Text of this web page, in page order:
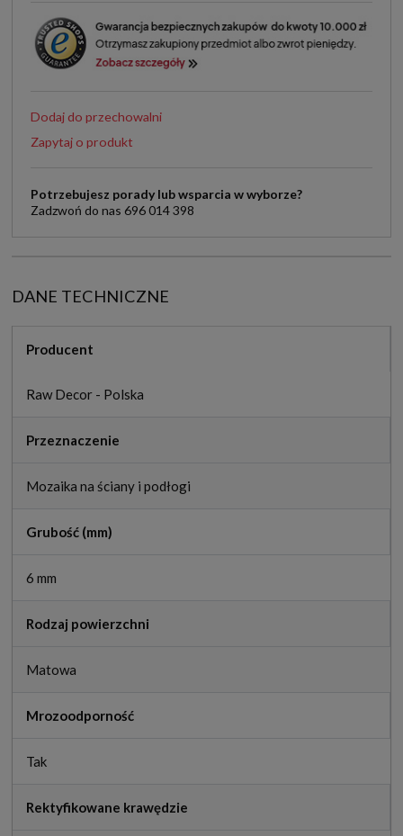
Dodaj do przechowalni
Zapytaj o produkt
Potrzebujesz porady lub wsparcia w wyborze?
Zadzwoń do nas 696 014 398
DANE TECHNICZNE
Producent
Raw Decor - Polska
Przeznaczenie
Mozaika na ściany i podłogi
Grubość (mm)
6 mm
Rodzaj powierzchni
Matowa
Mrozoodporność
Tak
Rektyfikowane krawędzie